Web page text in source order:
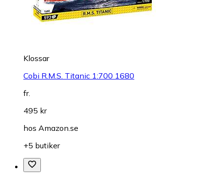
Klossar
Cobi R.M.S. Titanic 1:700 1680
fr.
495 kr
hos Amazon.se
+5 butiker